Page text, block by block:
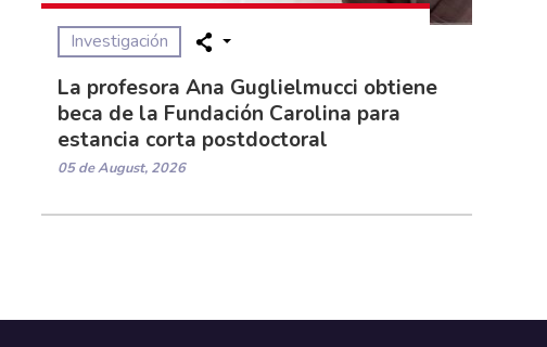
Investigación
La profesora Ana Guglielmucci obtiene
beca de la Fundación Carolina para
estancia corta postdoctoral
05 de August, 2026